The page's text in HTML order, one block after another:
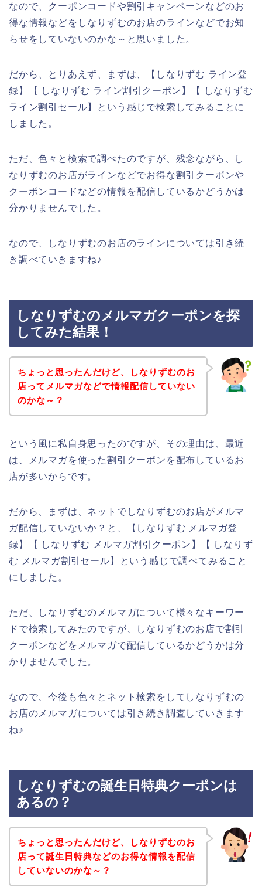
なので、クーポンコードや割引キャンペーンなどのお
得な情報などをしなりずむのお店のラインなどでお知
らせをしていないのかな～と思いました。
だから、とりあえず、まずは、【しなりずむ ライン登
録】【 しなりずむ ライン割引クーポン】【 しなりずむ
ライン割引セール】という感じで検索してみることに
しました。
ただ、色々と検索で調べたのですが、残念ながら、し
なりずむのお店がラインなどでお得な割引クーポンや
クーポンコードなどの情報を配信しているかどうかは
分かりませんでした。
なので、しなりずむのお店のラインについては引き続
き調べていきますね♪
しなりずむのメルマガクーポンを探
してみた結果！
ちょっと思ったんだけど、しなりずむのお
店ってメルマガなどで情報配信していない
のかな～？
という風に私自身思ったのですが、その理由は、最近
は、メルマガを使った割引クーポンを配布しているお
店が多いからです。
だから、まずは、ネットでしなりずむのお店がメルマ
ガ配信していないか？と、【しなりずむ メルマガ登
録】【 しなりずむ メルマガ割引クーポン】【 しなりず
む メルマガ割引セール】という感じで調べてみること
にしました。
ただ、しなりずむのメルマガについて様々なキーワー
ドで検索してみたのですが、しなりずむのお店で割引
クーポンなどをメルマガで配信しているかどうかは分
かりませんでした。
なので、今後も色々とネット検索をしてしなりずむの
お店のメルマガについては引き続き調査していきます
ね♪
しなりずむの誕生日特典クーポンは
あるの？
ちょっと思ったんだけど、しなりずむのお
店って誕生日特典などのお得な情報を配信
していないのかな～？